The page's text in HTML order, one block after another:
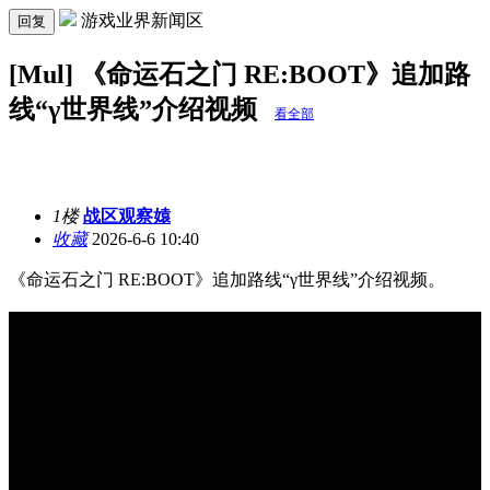
回复 游戏业界新闻区
[Mul] 《命运石之门 RE:BOOT》追加路
线“γ世界线”介绍视频
看全部
1楼 战区观察媴
收藏2026-6-6 10:40
《命运石之门 RE:BOOT》追加路线“γ世界线”介绍视频。